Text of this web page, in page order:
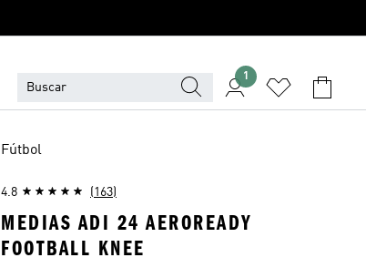
1
Fútbol
4.8 (163)
MEDIAS ADI 24 AEROREADY
FOOTBALL KNEE